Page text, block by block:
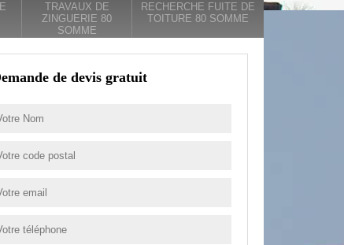
TRAVAUX DE
ZINGUERIE 80
SOMME
RECHERCHE FUITE DE
TOITURE 80 SOMME
de devis gratuit